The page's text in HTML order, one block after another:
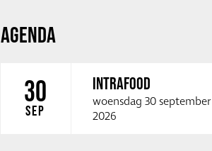
AGENDA
30
SEP
INTRAFOOD
woensdag 30 september
2026